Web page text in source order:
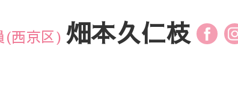
(西京区) 畑本久仁枝